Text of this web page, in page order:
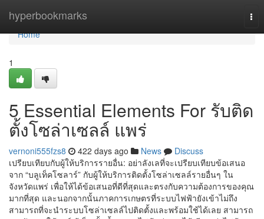
hyperbookmarks
Home
Home
1
5 Essential Elements For รับติด
ตั้งโซล่าเซลล์ แพร่
vernoni555fzs8 422 days ago News
Discuss
เปรียบเทียบกับผู้ให้บริการรายอื่น: อย่าลังเลที่จะเปรียบเทียบข้อเสนอ
จาก “บลูเท็คโซลาร์” กับผู้ให้บริการติดตั้งโซล่าเซลล์รายอื่นๆ ใน
จังหวัดแพร่ เพื่อให้ได้ข้อเสนอที่ดีที่สุดและตรงกับความต้องการของคุณ
มากที่สุด และนอกจากนั้นภาคการเกษตรที่ระบบไฟฟ้ายังเข้าไม่ถึง
สามารถที่จะนำระบบโซล่าเซลล์ไปติดตั้งและพร้อมใช้ได้เลย สามารถ